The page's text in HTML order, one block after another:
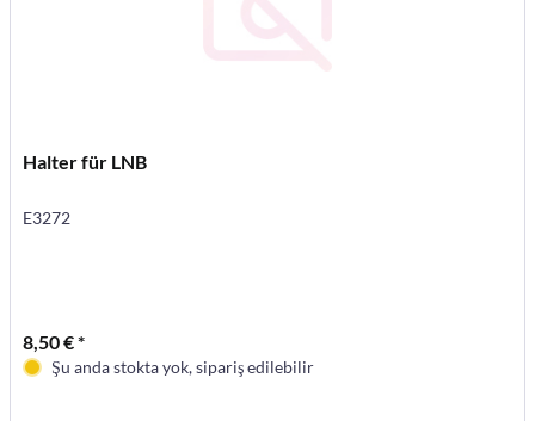
Halter für LNB
E3272
8,50 € *
Şu anda stokta yok, sipariş edilebilir